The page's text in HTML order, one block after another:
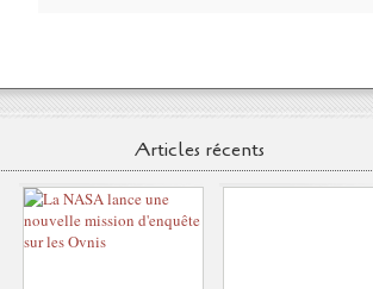
Articles récents